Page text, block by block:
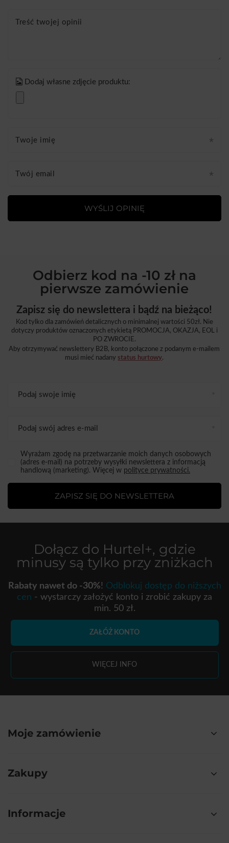
Treść twojej opinii
Dodaj własne zdjęcie produktu:
Twoje imię
Twój email
WYŚLIJ OPINIĘ
Odbierz kod na -10 zł na
pierwsze zamówienie
Zapisz się do newslettera i bądź na bieżąco!
Kod tylko dla zamówień detalicznych o minimalnej wartości 50zł. Nie
dotyczy produktów oznaczonych etykietą PROMOCJA, OKAZJA, EOL i
PO ZWROCIE.
Aby otrzymywać newslettery B2B, konto połączone z podanym e-mailem
musi mieć nadany status hurtowy.
Podaj swoje imię
Podaj swój adres e-mail
Wyrażam zgodę na przetwarzanie moich danych osobowych
(adres e-mail) na potrzeby wysyłki newslettera z informacją
handlową (marketing). Więcej w polityce prywatności.
ZAPISZ SIĘ DO NEWSLETTERA
Dołącz do Hurtel+, gdzie
minusy są tylko przy zniżkach
Rabaty nawet do -30%! Odblokuj dostęp do niższych
cen - wystarczy założyć konto i zrobić zakupy za
min. 50 zł.
ZAŁÓŻ KONTO
WIĘCEJ INFO
Moje zamówienie
Zakupy
Informacje